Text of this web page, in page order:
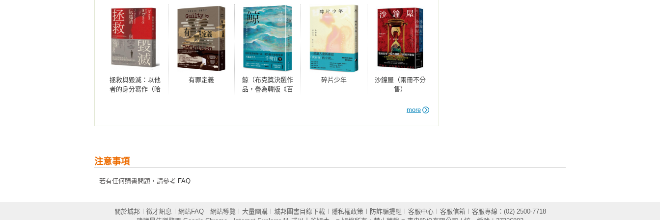
所以我也沒提。我能說什麼？高聲喊出她的名字，說：嘿！妳好不好？妳為什麼會在這裡啊？這
根本不可能。我一面試圖處理眼前情況——她？出現在這裡？——一面往角落的文件櫃前進，我把泡
茶組放在那兒：一個小小的紅色電水壺、幾盒烏龍茶和伯爵茶、紙杯、塑膠湯匙。我簡短的泡茶儀式
會帶來一種溫暖且舒適的感受，可以讓客戶稍微安心一點，因此我幾乎每次諮商都這麼表演一次。在
我邊顫抖邊準備兩個杯子時，我吐出每次都會講的開場白，也就是：歡迎，謝謝妳來，讓我們先建立
幾個基本原則，妳在這裡吐露的一切絕對不會離開這個房間。做了這工作六個月後，我已經可以不用
腦子，倒背如流講出這些說詞。我給她一杯冒著煙的茶飲，她接下，臉上帶著一副稍微令我刺痛的笑
容。我回到我的座位，讓雙手穩穩圈住溫暖的杯子。她的檔案上夾了一張紙條，說明她剛解除隔離監
打轉無數次的回憶，一如念書時期電臺放的洗腦歌。她這樣鮮活又真實地坐在那兒，我的腦袋卻在想
我記得她光裸的背，一道恍若旗幟的白，然後是她扭身從長椅拿毛巾時一閃而過的一側乳房。她
的頭髮——紅中隱隱透著棕色基調——窸窣垂過這邊的乳房，完美地與乳頭相襯。傑森．狄馬亞和安
吹進室內，我也看到一年級女生田徑隊有個女孩在賽後獨自走進去。我一直有幫《林肯號角報》追蹤
拯救與毀滅：以他
者的身分寫作（哈
有罪定義
鯨（布克獎決選作
品，譽為韓版《百
碎片少年
沙鐘屋（兩冊不分
售）
more
注意事項
若有任何購書問題，請參考 FAQ
關於城邦︱ 徵才訊息 網站FAQ︱ 網站導覽︱ 大量團購︱ 城邦圖書目錄下載︱ 隱私權政策︱ 防詐騙提醒 客服中心︱ 客服信箱︱客服專線：(02) 2500-7718